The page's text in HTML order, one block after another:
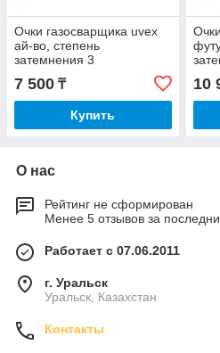
Очки газосварщика uvex
ай-во, степень
затемнения 3
7 500 ₸
Купить
10
О нас
Рейтинг не сформирован
Менее 5 отзывов за
Работает с 07.06.2011
г. Уральск
Уральск, Казахстан
Контакты